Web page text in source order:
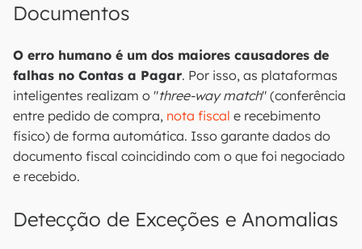
Documentos
O erro humano é um dos maiores causadores de
falhas no Contas a Pagar. Por isso, as plataformas
inteligentes realizam o "three-way match" (conferência
entre pedido de compra, nota fiscal e recebimento
físico) de forma automática. Isso garante dados do
documento fiscal coincidindo com o que foi negociado
e recebido.
Detecção de Exceções e Anomalias